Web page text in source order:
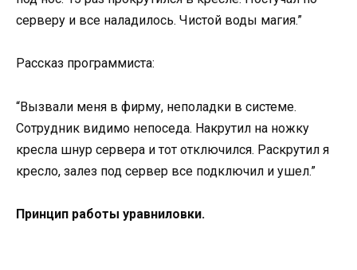
серверу и все наладилось. Чистой воды магия.”
Рассказ программиста:
“Вызвали меня в фирму, неполадки в системе.
Сотрудник видимо непоседа. Накрутил на ножку
кресла шнур сервера и тот отключился. Раскрутил я
кресло, залез под сервер все подключил и ушел.”
Принцип работы уравниловки.